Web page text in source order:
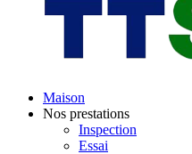
Maison
Nos prestations
Inspection
Essai